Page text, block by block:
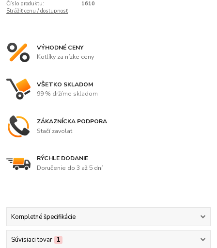
Číslo produktu:
1610
Strážiť cenu / dostupnosť
VÝHODNÉ CENY
Kotlíky za nízke ceny
VŠETKO SKLADOM
99 % držíme skladom
ZÁKAZNÍCKA PODPORA
Stačí zavolať
RÝCHLE DODANIE
Doručenie do 3 až 5 dní
Kompletné špecifikácie
Súvisiaci tovar 1